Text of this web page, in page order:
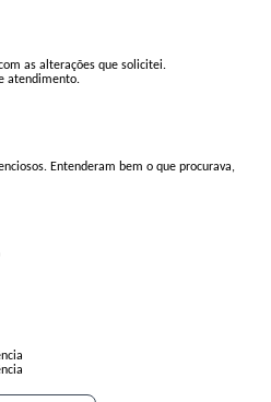
as alterações que solicitei.
atendimento.
Entenderam bem o que procurava,